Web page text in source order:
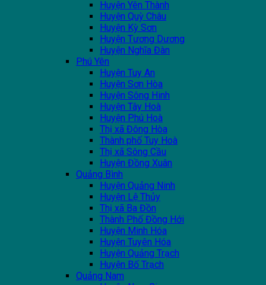
Huyện Yên Thành
Huyện Quỳ Châu
Huyện Kỳ Sơn
Huyện Tương Dương
Huyện Nghĩa Đàn
Phú Yên
Huyện Tuy An
Huyện Sơn Hòa
Huyện Sông Hinh
Huyện Tây Hoà
Huyện Phú Hoà
Thị xã Đông Hòa
Thành phố Tuy Hoà
Thị xã Sông Cầu
Huyện Đồng Xuân
Quảng Bình
Huyện Quảng Ninh
Huyện Lệ Thủy
Thị xã Ba Đồn
Thành Phố Đồng Hới
Huyện Minh Hóa
Huyện Tuyên Hóa
Huyện Quảng Trạch
Huyện Bố Trạch
Quảng Nam